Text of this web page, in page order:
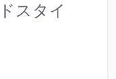
スタイ